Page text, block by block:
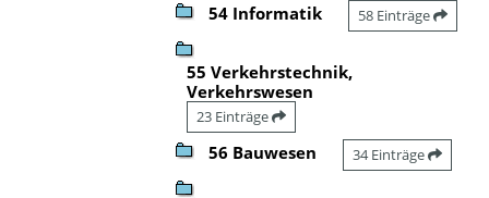
54 Informatik 58 Einträge
55 Verkehrstechnik,
Verkehrswesen
23 Einträge
56 Bauwesen 34 Einträge